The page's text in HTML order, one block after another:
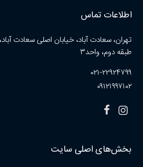
اطلاعات تماس
طبقه دوم، واحد۳
۰۲۱-۲۲۹۲۴۷۹۹
۰۹۱۲۱۹۹۷۱۰۲
بخش‌های اصلی سایت